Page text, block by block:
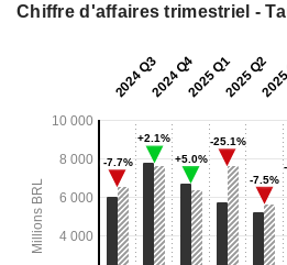
Chiffre d'affaires trimestriel -